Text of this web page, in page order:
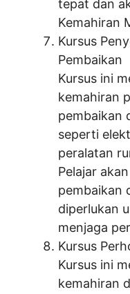
tepat dan
Kemahiran
Kursus
Pembaikan
Kursus ini
kemahiran
pembaikan
seperti
peralatan
Pelajar
pembaikan
diperlukan
menjaga
Kursus
Kursus ini
kemahiran